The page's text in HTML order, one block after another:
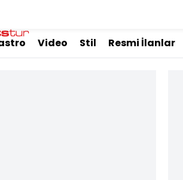
Video Stil Resmi İlanlar